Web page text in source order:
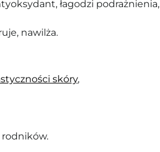
łagodzi podrażnienia,
nawilża.
skóry,
rodników.